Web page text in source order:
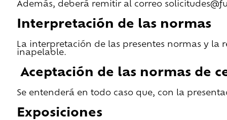
Además, deberá remitir al correo
Interpretación de las normas
La interpretación de las presentes normas y la
inapelable.
Aceptación de las normas de
Se entenderá en todo caso que, con la
Exposiciones